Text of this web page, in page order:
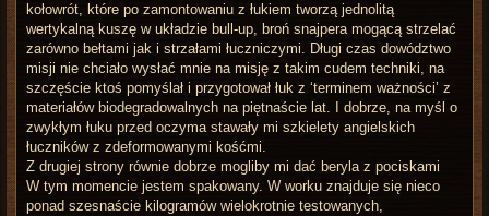
kołowrót, które po zamontowaniu z łukiem tworzą jednolitą
wertykalną kuszę w układzie bull-up, broń snajpera mogącą strzelać
zarówno bełtami jak i strzałami łuczniczymi. Długi czas dowództwo
misji nie chciało wysłać mnie na misję z takim cudem techniki, na
szczęście ktoś pomyślał i przygotował łuk z ‘terminem ważności’ z
materiałów biodegradowalnych na piętnaście lat. I dobrze, na myśl o
zwykłym łuku przed oczyma stawały mi szkielety angielskich
łuczników z zdeformowanymi kośćmi.
Z drugiej strony równie dobrze mogliby mi dać beryla z pociskami
W tym momencie jestem spakowany. W worku znajduje się nieco
ponad szesnaście kilogramów wielokrotnie testowanych,